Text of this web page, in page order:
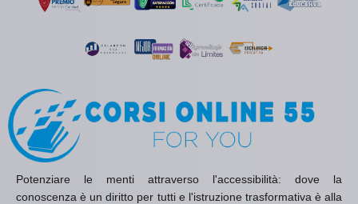
Potenziare le menti attraverso l'accessibilità: dove la
conoscenza è un diritto per tutti e l'istruzione trasformativa è alla